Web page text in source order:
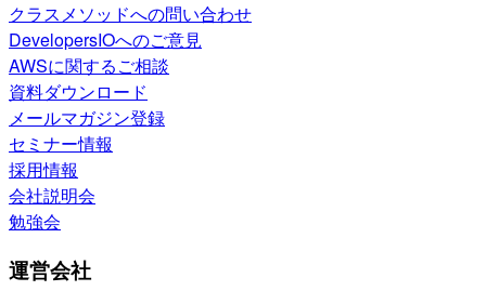
クラスメソッドへの問い合わせ
DevelopersIOへのご意見
AWSに関するご相談
資料ダウンロード
メールマガジン登録
セミナー情報
採用情報
会社説明会
勉強会
運営会社